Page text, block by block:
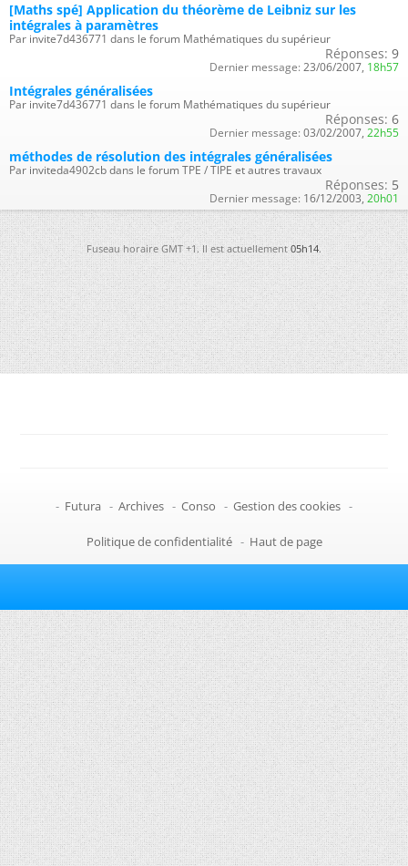
[Maths spé] Application du théorème de Leibniz sur les
intégrales à paramètres
Par invite7d436771 dans le forum Mathématiques du supérieur
Réponses: 9
Dernier message: 23/06/2007, 18h57
Intégrales généralisées
Par invite7d436771 dans le forum Mathématiques du supérieur
Réponses: 6
Dernier message: 03/02/2007, 22h55
méthodes de résolution des intégrales généralisées
Par inviteda4902cb dans le forum TPE / TIPE et autres travaux
Réponses: 5
Dernier message: 16/12/2003, 20h01
Fuseau horaire GMT +1. Il est actuellement05h14.
- Futura - Archives - Conso - Gestion des cookies -
Politique de confidentialité - Haut de page